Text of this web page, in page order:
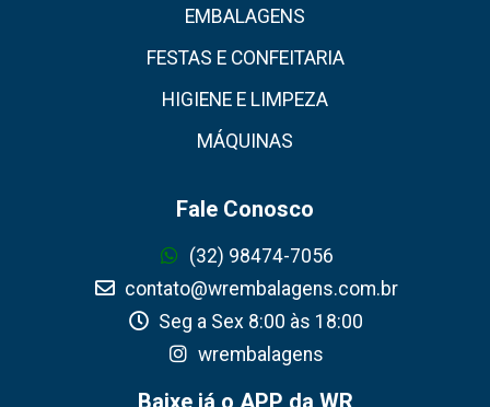
EMBALAGENS
FESTAS E CONFEITARIA
HIGIENE E LIMPEZA
MÁQUINAS
Fale Conosco
(32) 98474-7056
contato@wrembalagens.com.br
Seg a Sex 8:00 às 18:00
wrembalagens
Baixe já o APP da WR